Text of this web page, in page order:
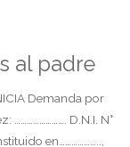
al padre
Demanda por
……………………. D.N.I. N°
en………………..,